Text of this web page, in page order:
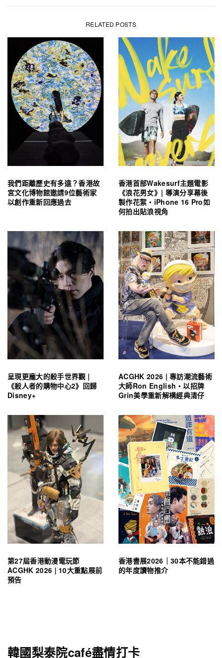
RELATED POSTS
我們距離歷史有多遠？香港故
宮文化博物館邀請9位藝術家
以創作重新回應過去
香港首部Wakesurf主題電影
《浪花男女》| 導演分享幕後
製作花絮・iPhone 16 Pro如
何拍出貼浪視角
呈現更龐大的殺手世界觀 |
《殺人者的購物中心2》回歸
Disney+
ACGHK 2026 | 專訪潮流藝術
大師Ron English・以招牌
Grin美學重新解構經典清仔
第27屆香港動漫電玩節
ACGHK 2026 | 10大重點展前
預告
香港書展2026｜30本不能錯過
的年度讀物推介
韓國梨泰院café盡情打卡